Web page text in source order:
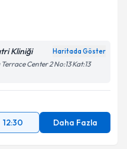
Kliniği Haritada Göster
Center 2 No:13 Kat:13
12:30 Daha Fazla